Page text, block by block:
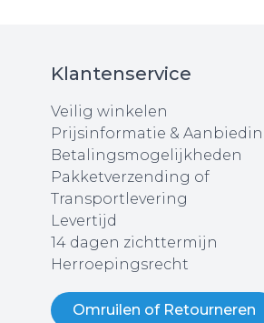
Klantenservice
Veilig winkelen
Prijsinformatie &
Betalingsmogelijkheden
Pakketverzending of
Transportlevering
Levertijd
14 dagen zichttermijn
Herroepingsrecht
Omruilen of Retourneren